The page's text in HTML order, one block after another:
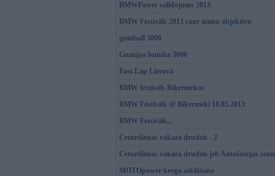
BMWPower salidojums 2013
BMW Festivāls 2013 caur manu objektīvu
gumball 3000
Gumijas bumba 3000
Fast Lap Lietuvā
BMW festivāls Biķerniekos
BMW Festivāls @ Biķernieki 18.05.2013
BMW Festivāls...
Ceturdienas vakara drudzis - 2
Ceturdienas vakara drudzis jeb Autošosejas
MOTOpower kroga atklāšana